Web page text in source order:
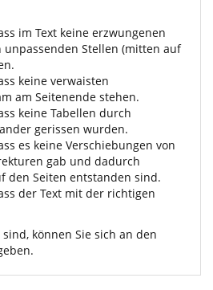
im Text keine erzwungenen
Stellen (mitten auf
keine verwaisten
am Seitenende stehen.
keine Tabellen durch
gerissen wurden.
es keine Verschiebungen von
gab und dadurch
den Seiten entstanden sind.
der Text mit der richtigen
können Sie sich an den